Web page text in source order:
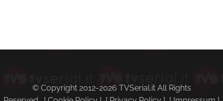
© Copyright 2012-2026 TVSerial.it All Rights